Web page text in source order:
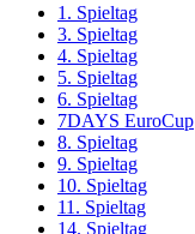
1. Spieltag
3. Spieltag
4. Spieltag
5. Spieltag
6. Spieltag
7DAYS EuroCup
8. Spieltag
9. Spieltag
10. Spieltag
11. Spieltag
14. Spieltag